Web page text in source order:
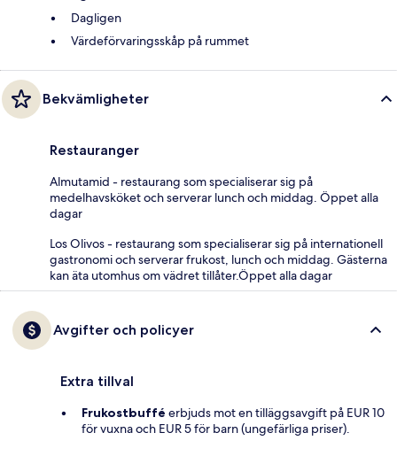
Dagligen
Värdeförvaringsskåp på rummet
Bekvämligheter
Restauranger
Almutamid - restaurang som specialiserar sig på
medelhavsköket och serverar lunch och middag. Öppet alla
dagar
Los Olivos - restaurang som specialiserar sig på internationell
gastronomi och serverar frukost, lunch och middag. Gästerna
kan äta utomhus om vädret tillåter.Öppet alla dagar
Avgifter och policyer
Extra tillval
Frukostbuffé erbjuds mot en tilläggsavgift på EUR 10
för vuxna och EUR 5 för barn (ungefärliga priser).